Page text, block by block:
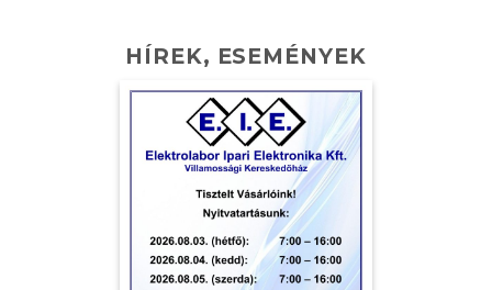
HÍREK, ESEMÉNYEK